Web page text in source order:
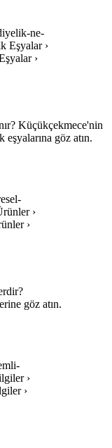
ne-
Eşyalar ›
›
Küçükçekmece'nin
göz atın.
›
›
göz atın.
›
›